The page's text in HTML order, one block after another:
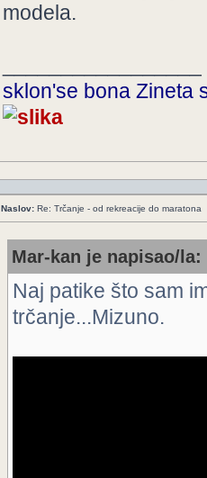
modela.
sklon'se bona Zineta
Naslov: Re: Trčanje - od rekreacije do maratona
Mar-kan je napisao/la:
Naj patike što sam
trčanje...Mizuno.